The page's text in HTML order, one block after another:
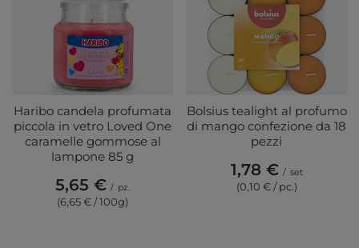
Haribo candela profumata
piccola in vetro Loved One
caramelle gommose al
lampone 85 g
5,65 € / pz.
(6,65 € / 100g)
Bolsius tealight al profumo
di mango confezione da 18
pezzi
1,78 € / set
(0,10 € / pc.)